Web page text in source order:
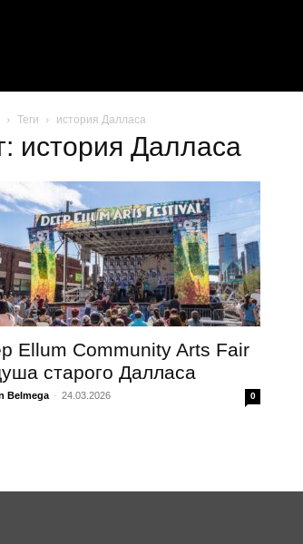
Теги история Далласа
история Далласа
Ellum Community Arts Fair
старого Далласа
Belmega - 24.03.2026 0